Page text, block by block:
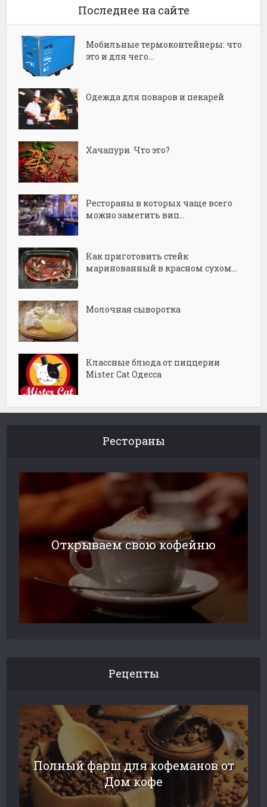
Последнее на сайте
Мобильные термоконтейнеры: что
это и для чего...
Одежда для поваров и пекарей
Хачапури. Что это?
Рестораны в которых чаще всего
можно заметить вип...
Как приготовить стейк
маринованный в красном сухом...
Молочная сыворотка
Классные блюда от пиццерии
Mister Cat Одесса
Рестораны
Открываем свою кофейню
Рецепты
Полный фарш для кофеманов от
Дом кофе